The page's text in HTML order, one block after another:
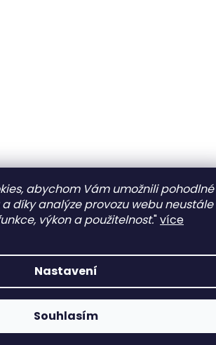
abychom Vám umožnili pohodlné
díky analýze provozu webu neustále
výkon a použitelnost."více
Nastavení
Souhlasím